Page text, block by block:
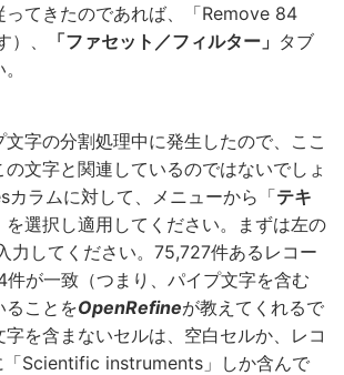
ってきたのであれば、「Remove 84
、
「ファセット／フィルター」 タブ
字の分割処理中に発生したので、ここ
文字と関連しているのではないでしょ
カラムに対して、メニューから「テキ
を選択し適用してください。まずは左の
力してください。75,727件あるレコー
件が一致（つまり、パイプ文字を含む
ることをOpenRefineが教えてくれるで
字を含まないセルは、空白セルか、レコ
「Scientific instruments」しか含んで